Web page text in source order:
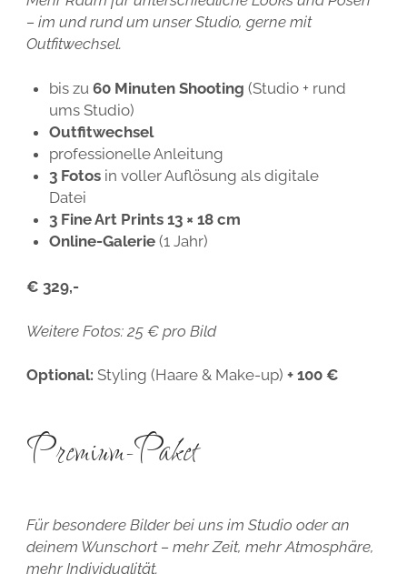
– im und rund um unser Studio, gerne mit
Outfitwechsel.
bis zu60 Minuten Shooting (Studio + rund
ums Studio)
Outfitwechsel
professionelle Anleitung
3 Fotos in voller Auflösung als digitale
Datei
3 Fine Art Prints 13 × 18 cm
Online-Galerie (1 Jahr)
€ 329,-
Weitere Fotos: 25 € pro Bild
Optional: Styling (Haare & Make-up) + 100 €
Premium-Paket
Für besondere Bilder bei uns im Studio oder an
deinem Wunschort – mehr Zeit, mehr Atmosphäre,
mehr Individualität.